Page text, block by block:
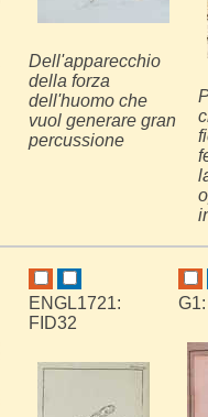
Dell'apparecchio
della forza
dell'huomo che
vuol generare gran
percussione
ENGL1721:
FID32